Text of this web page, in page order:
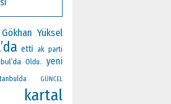
Gökhan Yüksel
etti ak parti
Oldu. yeni
GÜNCEL
kartal